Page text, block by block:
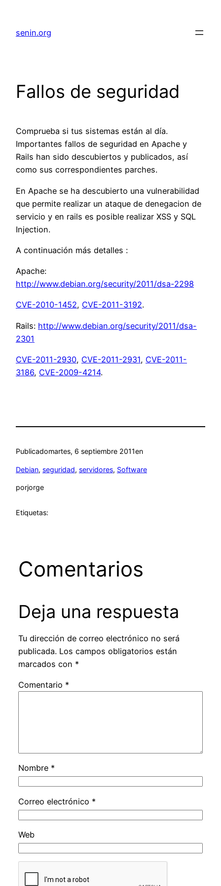
senin.org
Fallos de seguridad
Comprueba si tus sistemas están al día.
Importantes fallos de seguridad en Apache y
Rails han sido descubiertos y publicados, así
como sus correspondientes parches.
En Apache se ha descubierto una vulnerabilidad
que permite realizar un ataque de denegacion de
servicio y en rails es posible realizar XSS y SQL
Injection.
A continuación más detalles :
Apache:
http://www.debian.org/security/2011/dsa-2298
CVE-2010-1452, CVE-2011-3192.
Rails: http://www.debian.org/security/2011/dsa-
2301
CVE-2011-2930, CVE-2011-2931, CVE-2011-
3186, CVE-2009-4214.
Publicadomartes, 6 septiembre 2011en
Debian, seguridad, servidores, Software
porjorge
Etiquetas:
Comentarios
Deja una respuesta
Tu dirección de correo electrónico no será
publicada. Los campos obligatorios están
marcados con *
Comentario *
Nombre *
Correo electrónico *
Web